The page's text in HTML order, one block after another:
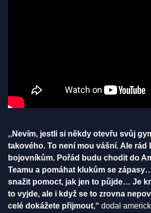
,,Nevím, jestli si někdy otevřu svůj
takového. To není mou vášní. Ale rád
bojovníkům. Pořád budu chodit do
Teamu a pomáhat klukům se
snažit pomoct, jak jen to půjde… Je
to vyjde, ale i když se to zrovna
celé dokážete přijmout,“ dodal